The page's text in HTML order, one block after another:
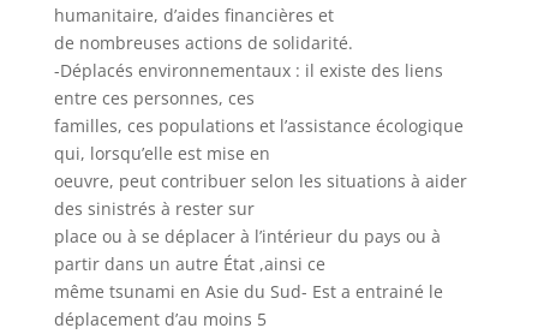
humanitaire, d’aides financières et
de nombreuses actions de solidarité.
-Déplacés environnementaux : il existe des liens
entre ces personnes, ces
familles, ces populations et l’assistance écologique
qui, lorsqu’elle est mise en
oeuvre, peut contribuer selon les situations à aider
des sinistrés à rester sur
place ou à se déplacer à l’intérieur du pays ou à
partir dans un autre État ,ainsi ce
même tsunami en Asie du Sud- Est a entrainé le
déplacement d’au moins 5